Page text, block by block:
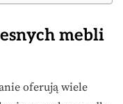
mebli
oferują wiele